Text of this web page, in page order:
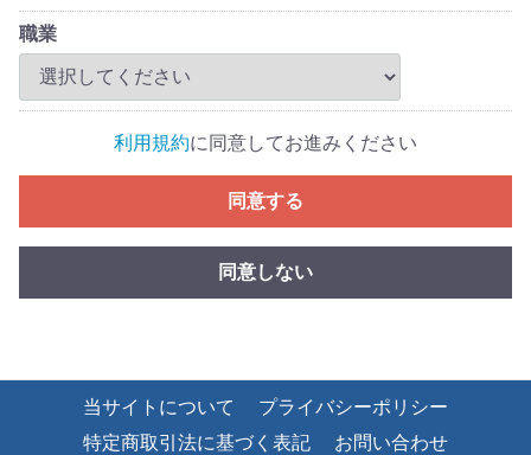
職業
利用規約に同意してお進みください
同意する
同意しない
当サイトについて
プライバシーポリシー
特定商取引法に基づく表記
お問い合わせ